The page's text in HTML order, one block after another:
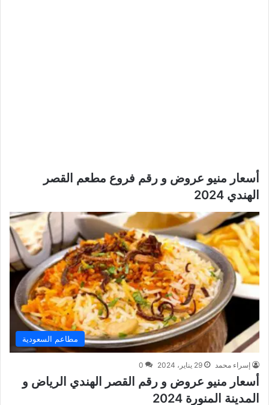
أسعار منيو عروض و رقم فروع مطعم القصر
الهندي 2024
مطاعم السعودية
إسراء محمد 29 يناير، 2024 0
أسعار منيو عروض و رقم القصر الهندي الرياض و
المدينة المنورة 2024